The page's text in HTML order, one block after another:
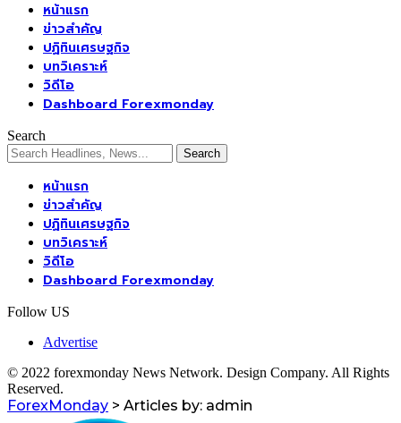
หน้าแรก
ข่าวสำคัญ
ปฏิทินเศรษฐกิจ
บทวิเคราะห์
วิดีโอ
Dashboard Forexmonday
Search
หน้าแรก
ข่าวสำคัญ
ปฏิทินเศรษฐกิจ
บทวิเคราะห์
วิดีโอ
Dashboard Forexmonday
Follow US
Advertise
© 2022 forexmonday News Network. Design Company. All Rights
Reserved.
ForexMonday > Articles by: admin